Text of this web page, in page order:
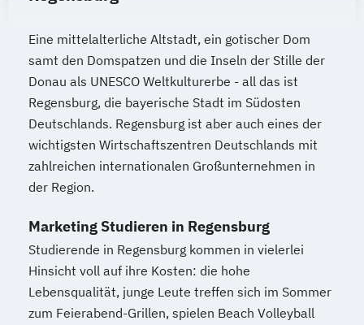
Eine mittelalterliche Altstadt, ein gotischer Dom
samt den Domspatzen und die Inseln der Stille der
Donau als UNESCO Weltkulturerbe - all das ist
Regensburg, die bayerische Stadt im Südosten
Deutschlands. Regensburg ist aber auch eines der
wichtigsten Wirtschaftszentren Deutschlands mit
zahlreichen internationalen Großunternehmen in
der Region.
Marketing Studieren in Regensburg
Studierende in Regensburg kommen in vielerlei
Hinsicht voll auf ihre Kosten: die hohe
Lebensqualität, junge Leute treffen sich im Sommer
zum Feierabend-Grillen, spielen Beach Volleyball